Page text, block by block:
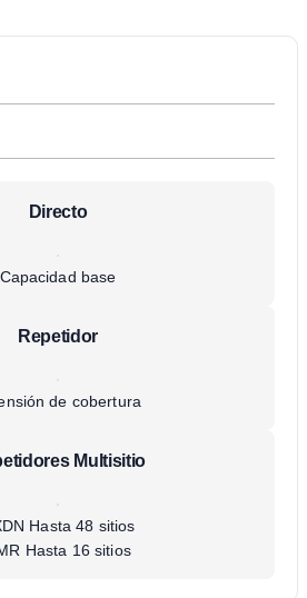
Directo
Capacidad base
Repetidor
de cobertura
Multisitio
Hasta 48 sitios
Hasta 16 sitios